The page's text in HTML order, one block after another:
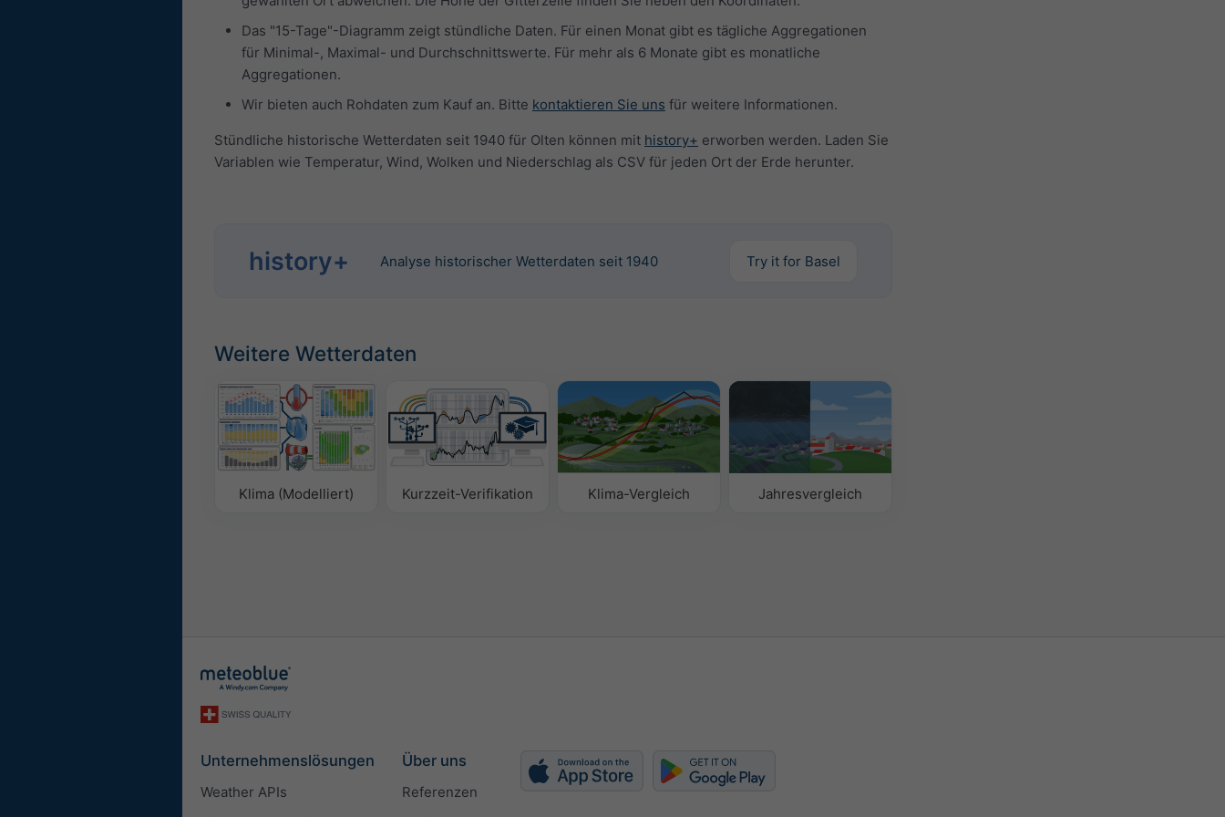
Das "15-Tage"-Diagramm zeigt stündliche Daten. Für einen Monat gibt es tägliche Aggregationen
für Minimal-, Maximal- und Durchschnittswerte. Für mehr als 6 Monate gibt es monatliche
Aggregationen.
Wir bieten auch Rohdaten zum Kauf an. Bitte kontaktieren Sie uns für weitere Informationen.
Stündliche historische Wetterdaten seit 1940 für Olten können mit history+ erworben werden. Laden Sie
Variablen wie Temperatur, Wind, Wolken und Niederschlag als CSV für jeden Ort der Erde herunter.
history+ Analyse historischer Wetterdaten seit 1940 Try it for Basel
Weitere Wetterdaten
Klima (Modelliert) Kurzzeit-Verifikation Klima-Vergleich Jahresvergleich
Unternehmenslösungen
Weather APIs
Über uns
Referenzen